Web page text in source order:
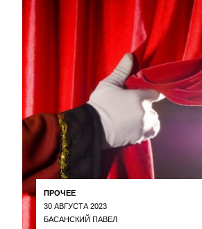
ПРОЧЕЕ
30 АВГУСТА 2023
БАСАНСКИЙ ПАВЕЛ